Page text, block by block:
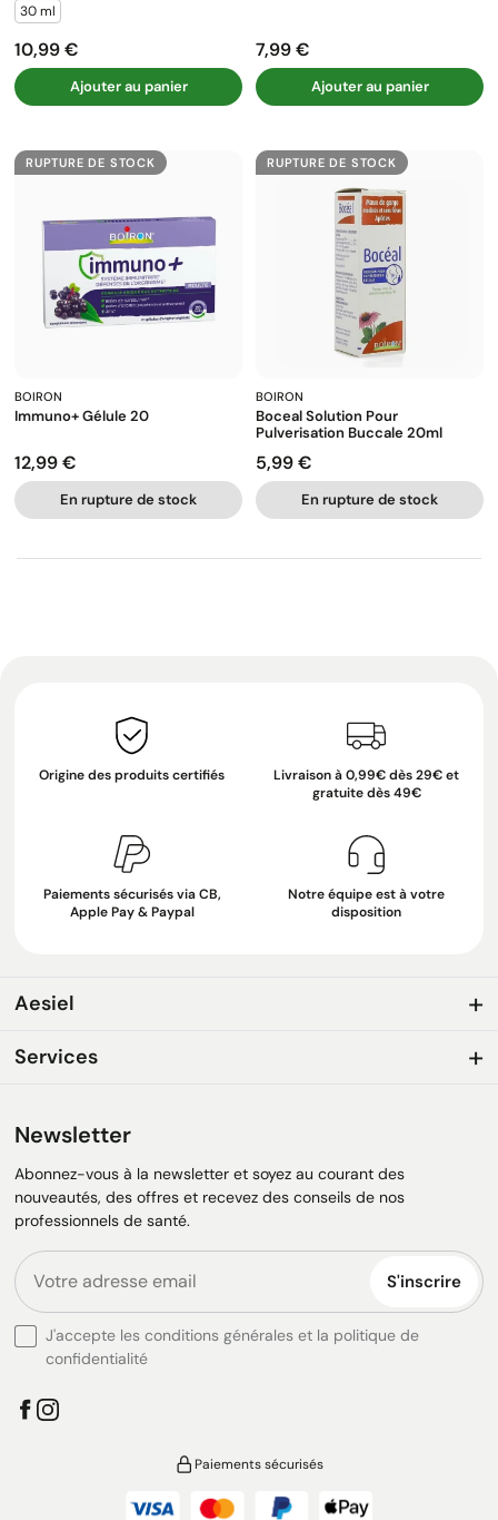
30 ml
Prix
10,99 €
Ajouter au panier
Prix
7,99 €
Ajouter au panier
RUPTURE DE STOCK
BOIRON
Immuno+ Gélule 20
Prix
12,99 €
En rupture de stock
RUPTURE DE STOCK
BOIRON
Boceal Solution Pour
Pulverisation Buccale 20ml
Prix
5,99 €
En rupture de stock
Origine des produits certifiés
Livraison à 0,99€ dès 29€ et
gratuite dès 49€
Paiements sécurisés via CB,
Apple Pay & Paypal
Notre équipe est à votre
disposition
Aesiel
Services
Newsletter
Abonnez-vous à la newsletter et soyez au courant des
nouveautés, des offres et recevez des conseils de nos
professionnels de santé.
S'inscrire
J'accepte les conditions générales et la politique de
confidentialité
Paiements sécurisés